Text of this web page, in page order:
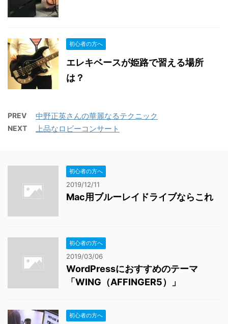
初心者の方へ
エレキベースが姫路で習える場所
は？
PREV 中野正英さんの華麗なるテクニック
NEXT 上品なロビーコンサート
初心者の方へ
2019/12/11
Mac用ブルーレイドライブならこれ
初心者の方へ
2019/03/06
WordPressにおすすめのテーマ
「WING（AFFINGER5）」
初心者の方へ